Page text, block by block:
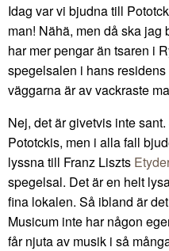
Idag var vi bjudna till
man! Nähä, men då ska jag
har mer pengar än tsaren i
spegelsalen i hans
väggarna är av vackraste
Nej, det är givetvis inte
Pototckis, men i alla fall
lyssna till Franz Liszts
spegelsal. Det är en helt
fina lokalen. Så ibland är
Musicum inte har någon
får njuta av musik i så